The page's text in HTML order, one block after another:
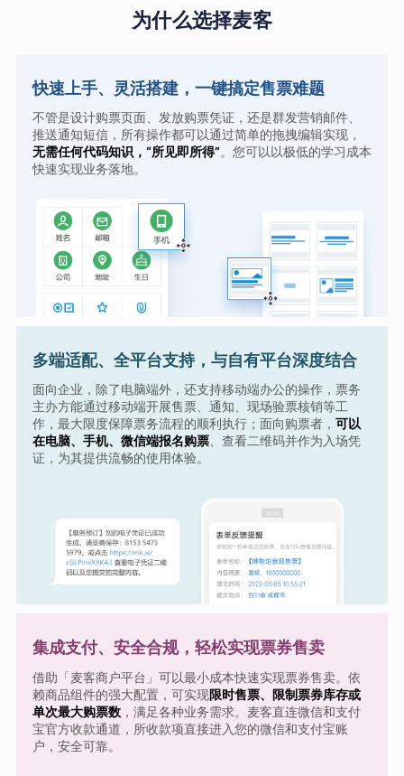
为什么选择麦客
快速上手、灵活搭建，一键搞定售票难题
不管是设计购票页面、发放购票凭证，还是群发营销邮件、
推送通知短信，所有操作都可以通过简单的拖拽编辑实现，
无需任何代码知识，“所见即所得”。您可以以极低的学习成本
快速实现业务落地。
多端适配、全平台支持，与自有平台深度结合
面向企业，除了电脑端外，还支持移动端办公的操作，票务
主办方能通过移动端开展售票、通知、现场验票核销等工
作，最大限度保障票务流程的顺利执行；面向购票者， 可以
在电脑、手机、微信端报名购票、查看二维码并作为入场凭
证，为其提供流畅的使用体验。
集成支付、安全合规，轻松实现票券售卖
借助「麦客商户平台」可以最小成本快速实现票券售卖。依
赖商品组件的强大配置，可实现限时售票、限制票券库存或
单次最大购票数，满足各种业务需求。麦客直连微信和支付
宝官方收款通道，所收款项直接进入您的微信和支付宝账
户，安全可靠。